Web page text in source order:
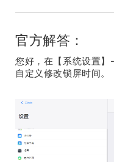
官方解答：
您好，在【系统设置
自定义修改锁屏时间。